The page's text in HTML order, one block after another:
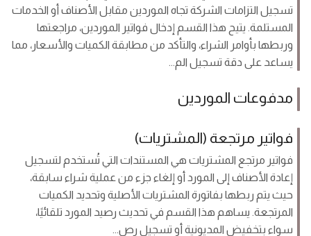
تسجيل التزامات الشركة تجاه الموردين مقابل الأصناف أو الخدمات
المستلمة. يتيح هذا القسم إدخال فواتير الموردين، مراجعتها
وربطها بأوامر الشراء، والتأكد من مطابقة الكميات والأسعار، مما
يساعد على دقة تسجيل الم...
مدفوعات الموردين
فواتير مرتجعة (المشتريات)
فواتير مرتجع المشتريات هي المستندات التي تُستخدم لتسجيل
إعادة الأصناف إلى المورد أو إلغاء جزء من عملية شراء سابقة،
حيث يتم ربطها بفاتورة المشتريات الأصلية وتحديد الكميات
المرتجعة. يساهم هذا القسم في تحديث رصيد المورد تلقائيًا،
سواء بتخفيض المديونية أو تسجيل رص...